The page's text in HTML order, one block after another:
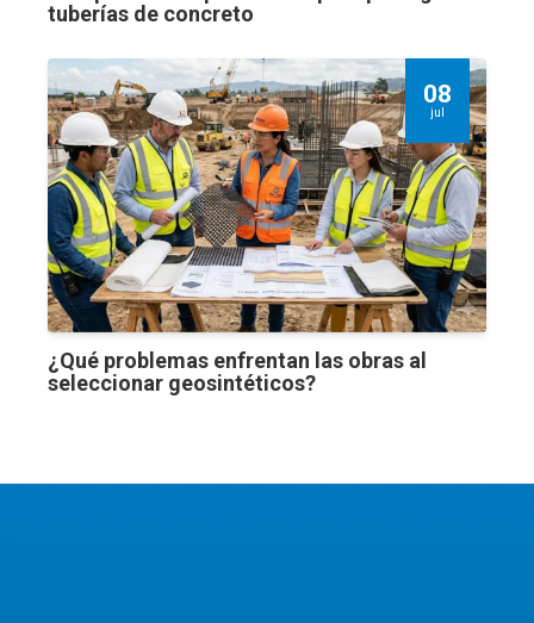
tuberías de concreto
08
jul
¿Qué problemas enfrentan las obras al
seleccionar geosintéticos?